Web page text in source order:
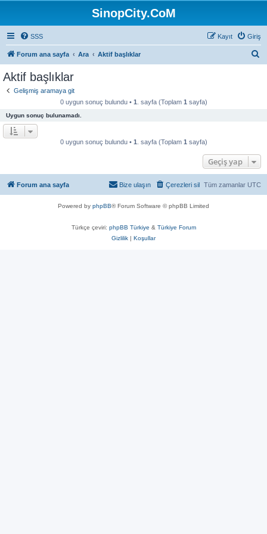
SinopCity.CoM
SSS Giriş
Kayıt
Forum ana sayfa Ara Aktif başlıklar
Aktif başlıklar
Gelişmiş aramaya git
0 uygun sonuç bulundu • 1 . sayfa (Toplam 1 sayfa)
Uygun sonuç bulunamadı.
0 uygun sonuç bulundu • 1 . sayfa (Toplam 1 sayfa)
Geçiş yap
Forum ana sayfa Tüm zamanlar UTC
Çerezleri sil
Bize ulaşın
Powered by phpBB® Forum Software © phpBB Limited
Türkçe çeviri: phpBB Türkiye & Türkiye Forum
Gizlilik | Koşullar